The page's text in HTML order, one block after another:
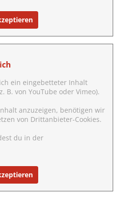
ein eingebetteter Inhalt
B. von YouTube oder Vimeo).
anzuzeigen, benötigen wir
von Drittanbieter-Cookies.
du in der